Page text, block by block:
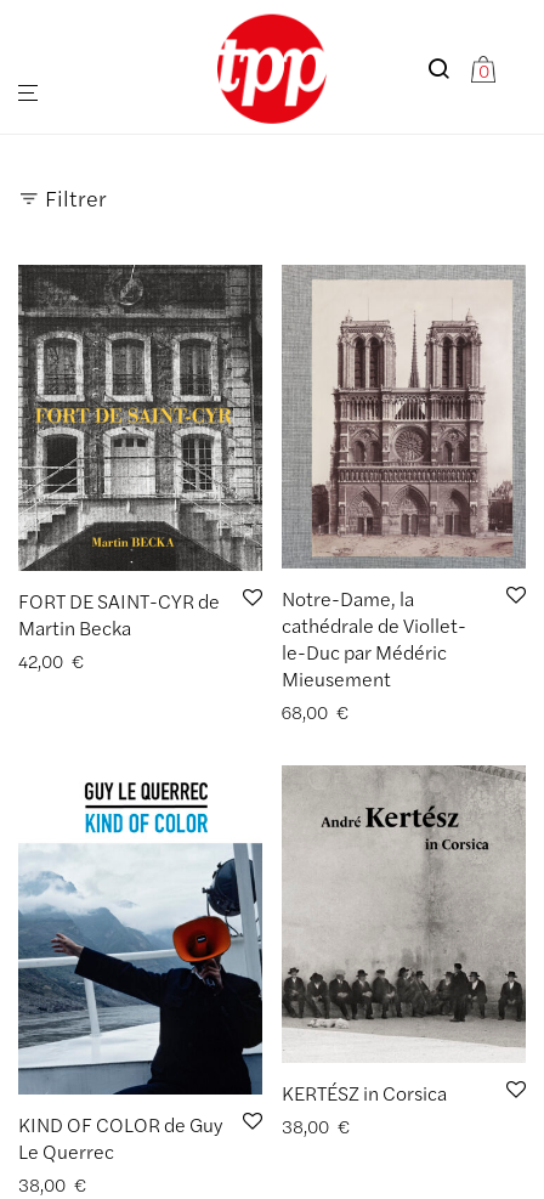
0
Filtrer
FORT DE SAINT-CYR de
Martin Becka
42,00 €
Notre-Dame, la
cathédrale de Viollet-
le-Duc par Médéric
Mieusement
68,00 €
KIND OF COLOR de Guy
Le Querrec
38,00 €
KERTÉSZ in Corsica
38,00 €